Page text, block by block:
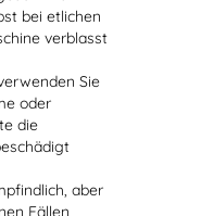
bei etlichen
verblasst
Sie
oder
die
aber
Fällen